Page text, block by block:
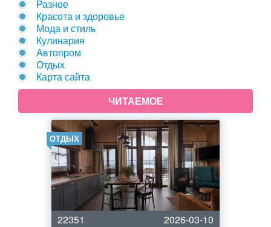
Разное
Красота и здоровье
Мода и стиль
Кулинария
Автопром
Отдых
Карта сайта
ЧИТАЕМОЕ
ОТДЫХ
22351
2026-03-10